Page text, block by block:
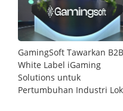
GamingSoft Tawarkan B2B
White Label iGaming
Solutions untuk
Pertumbuhan Industri